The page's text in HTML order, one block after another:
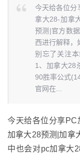
今天给各位分
拿大28-加拿
预测|官方数
西进行解释，
别忘了关注
1、加拿大28
90胜率公式
官网在...
今天给各位分享PC
加拿大28预测|加拿
中也会对pc加拿大